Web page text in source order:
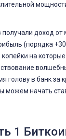
получали доход
(порядка
на
голову в банк за
можем начать
1